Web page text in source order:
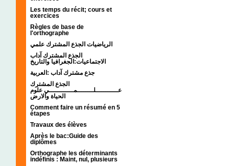
Les temps du récit; cours et
exercices
Règles de base de
l'orthographe
الرياضيات الجذع المشترك علمي
الجذع المشترك آداب
الاجتماعيات:الجغرافيا والتاريخ
جذع مشترك آداب :العربية
الجذع المشترك
عـــــــــــلــــــــمــــــــــــي علوم
الحياة والارض
Comment faire un résumé en 5
étapes
Travaux des élèves
Après le bac:Guide des
diplômes
Orthographe les déterminants
indéfinis : Maint, nul, plusieurs